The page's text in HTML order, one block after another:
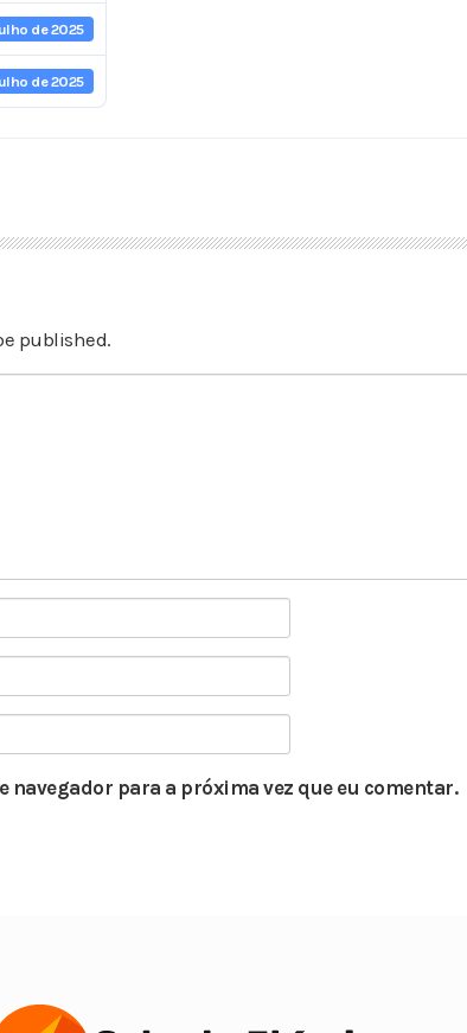
de 2025
de 2025
published.
navegador para a próxima vez que eu comentar.